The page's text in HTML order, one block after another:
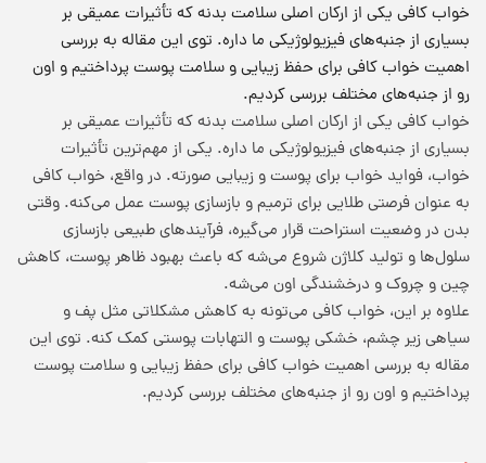
خواب کافی یکی از ارکان اصلی سلامت بدنه که تأثیرات عمیقی بر
بسیاری از جنبه‌های فیزیولوژیکی ما داره. توی این مقاله به بررسی
اهمیت خواب کافی برای حفظ زیبایی و سلامت پوست پرداختیم و اون
رو از جنبه‌های مختلف بررسی کردیم.
خواب کافی یکی از ارکان اصلی سلامت بدنه که تأثیرات عمیقی بر
بسیاری از جنبه‌های فیزیولوژیکی ما داره. یکی از مهم‌ترین تأثیرات
خواب، فواید خواب برای پوستو زیبایی صورته. در واقع، خواب کافی
به عنوان فرصتی طلایی برای ترمیم و بازسازی پوست عمل می‌کنه. وقتی
بدن در وضعیت استراحت قرار می‌گیره، فرآیندهای طبیعی بازسازی
سلول‌ها و تولید کلاژن شروع می‌شه که باعث بهبود ظاهر پوست، کاهش
چین و چروک و درخشندگی اون می‌شه.
علاوه بر این، خواب کافی می‌تونه به کاهش مشکلاتی مثل پف و
سیاهی زیر چشم، خشکی پوست و التهابات پوستی کمک کنه. توی این
مقاله به بررسی اهمیت خواب کافی برای حفظ زیبایی و سلامت پوست
پرداختیم و اون رو از جنبه‌های مختلف بررسی کردیم.